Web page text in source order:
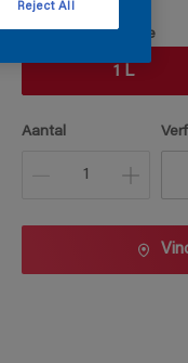
Verpakkingsgrootte
1 L
Aantal
Reject All